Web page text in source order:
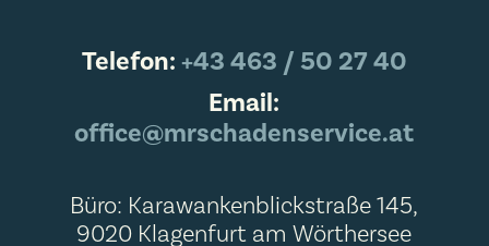
Telefon: +43 463 / 50 27 40
Email:
office@mrschadenservice.at
Büro: Karawankenblickstraße 145,
9020 Klagenfurt am Wörthersee